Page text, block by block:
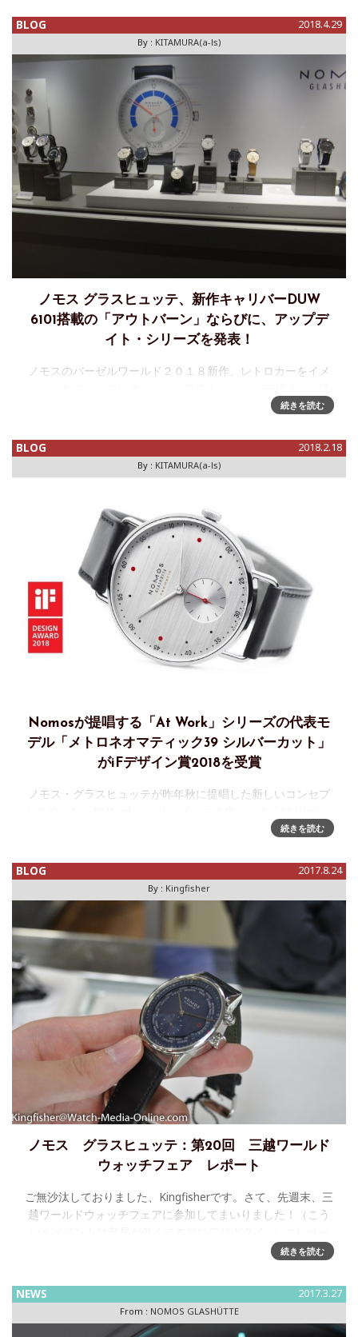
BLOG 2018.4.29
By : KITAMURA(a-ls)
ノモス グラスヒュッテ、新作キャリバーDUW
6101搭載の「アウトバーン」ならびに、アップデ
イト・シリーズを発表！
ノモスのバーゼルワールド２０１８新作、レトロカーをイメ
対的な定評を持つこのブランドにしては珍しく、今年のノモ
いる。それについては後ほ
続きを読む
BLOG 2018.2.18
By : KITAMURA(a-ls)
Nomosが提唱する「At Work」シリーズの代表モ
デル「メトロネオマティック39 シルバーカット」
がiFデザイン賞2018を受賞
ノモス・グラスヒュッテが昨年秋に提唱した新しいコンセプ
シリーズの中核モデルである「メトロネオマティック39 シル
続きを読む
BLOG 2017.8.24
By : Kingfisher
ノモス グラスヒュッテ：第20回 三越ワールド
ウォッチフェア レポート
ご無沙汰しておりました、Kingfisherです。さて、先週末、三
越ワールドウォッチフェアに参加してまいりました！（こう
ター側から会場に行くと…光の加減で案内続きを読む
NEWS 2017.3.27
From : NOMOS GLASHÜTTE